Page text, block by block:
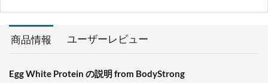
販売価格: ¥7677
商品情報 ユーザーレビュー
Egg White Protein の説明 from BodyStrong